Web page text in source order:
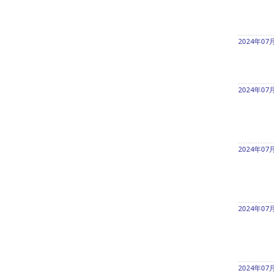
2024年07
2024年07
2024年07
2024年07
2024年07